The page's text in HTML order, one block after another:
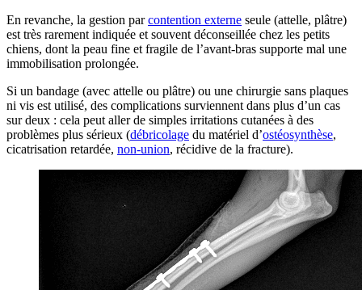
En revanche, la gestion parcontention externe seule (attelle, plâtre)
est très rarement indiquée et souvent déconseillée chez les petits
chiens, dont la peau fine et fragile de l’avant-bras supporte mal une
immobilisation prolongée.
Si un bandage (avec attelle ou plâtre) ou une chirurgie sans plaques
ni vis est utilisé, des complications surviennent dans plus d’un cas
sur deux : cela peut aller de simples irritations cutanées à des
problèmes plus sérieux (débricolage du matériel d’ostéosynthèse,
cicatrisation retardée, non-union, récidive de la fracture).